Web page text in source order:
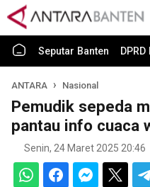
Seputar Banten
ANTARA Nasional
Pemudik sepeda
pantau info cuaca
Senin, 24 Maret 2025 20:46